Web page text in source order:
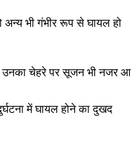
भी गंभीर रूप से घायल हो
उनका चेहरे पर सूजन भी नजर आ
में घायल होने का दुखद